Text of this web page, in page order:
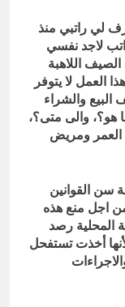
لي راتبي منذ
لاجد نفسي
اللاهبة
العمل لا يتوفر
البيع والشراء
هو؟، والى متى؟،
العمر ومريض
سن القوانين
اجل منع هذه
المحلية رصد
أخذت تستفحل